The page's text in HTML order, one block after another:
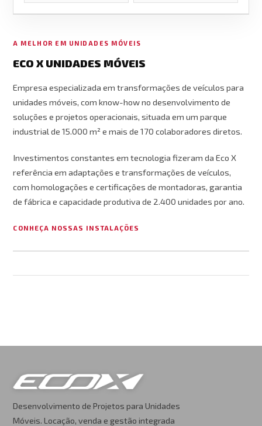
A MELHOR EM UNIDADES MÓVEIS
ECO X UNIDADES MÓVEIS
Empresa especializada em transformações de veículos para
unidades móveis, com know-how no desenvolvimento de
soluções e projetos operacionais, situada em um parque
industrial de 15.000 m² e mais de 170 colaboradores diretos.
Investimentos constantes em tecnologia fizeram da Eco X
referência em adaptações e transformações de veículos,
com homologações e certificações de montadoras, garantia
de fábrica e capacidade produtiva de 2.400 unidades por ano.
CONHEÇA NOSSAS INSTALAÇÕES
Desenvolvimento de Projetos para Unidades
Móveis. Locação, venda e gestão integrada